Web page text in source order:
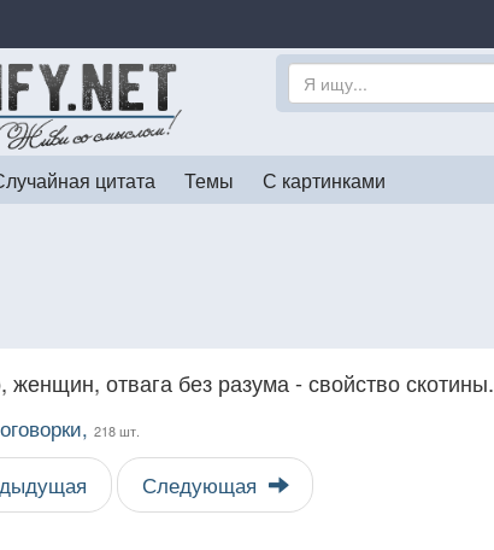
цитата Темы С картинками
женщин, отвага без разума - свойство скотины.
218 шт.
Следующая